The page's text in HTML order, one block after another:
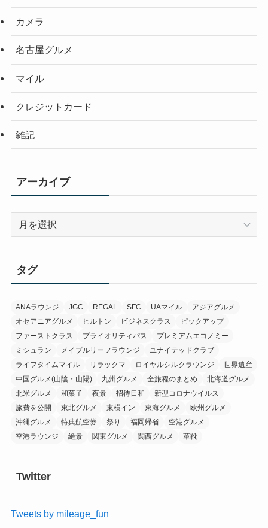
カメラ
名古屋グルメ
マイル
クレジットカード
雑記
アーカイブ
ブ
タグ
ANAラウンジ JGC REGAL SFC UAマイル
アジアグルメ
オセアニアグルメ
ヒルトン ビジネスクラス
ピックアップ
ファーストクラス
プライオリティパス
プレミアムエコノミー
ミシュラン
メイプルリーフラウンジ
ユナイテッドクラブ
ライフタイムマイル
リラックマ ロイヤルシルクラウンジ
世界遺産
中国グルメ(山陰・山陽)
九州グルメ 全旅程のまとめ
北海道グルメ
北米グルメ
和菓子 夜景 招待日和
新型コロナウイルス
旅費を公開
東北グルメ 東横イン 東海グルメ
欧州グルメ
沖縄グルメ
特典航空券 祭り 福岡帰省
空港グルメ
空港ラウンジ
絶景 関東グルメ 関西グルメ 革靴
Twitter
Tweets by mileage_fun